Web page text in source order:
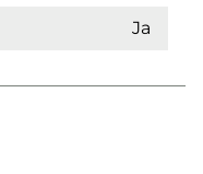
Ja